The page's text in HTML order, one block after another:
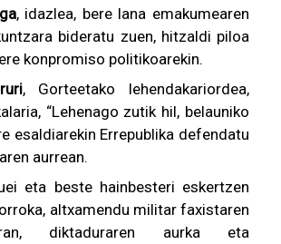
, idazlea, bere lana emakumearen
bideratu zuen, hitzaldi piloa
konpromiso politikoarekin.
, Gorteetako lehendakariordea,
“Lehenago zutik hil, belauniko
esaldiarekin Errepublika defendatu
aurrean.
eta beste hainbesteri eskertzen
altxamendu militar faxistaren
diktaduraren aurka eta